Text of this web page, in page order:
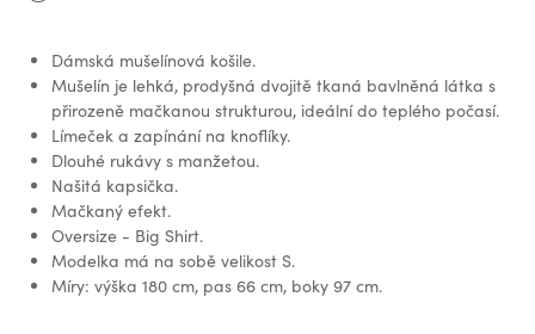
Dámská mušelínová košile.
Mušelín je lehká, prodyšná dvojitě tkaná bavlněná látka s
přirozeně mačkanou strukturou, ideální do teplého počasí.
Límeček a zapínání na knoflíky.
Dlouhé rukávy s manžetou.
Našitá kapsička.
Mačkaný efekt.
Oversize - Big Shirt.
Modelka má na sobě velikost S.
Míry: výška 180 cm, pas 66 cm, boky 97 cm.